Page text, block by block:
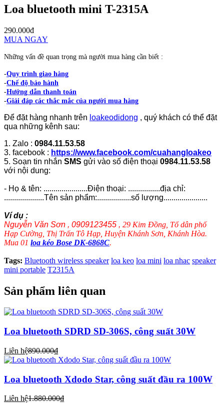
Loa bluetooth mini T-2315A
290.000đ
MUA NGAY
Những vấn đề quan trọng mà người mua hàng cần biết :
-Quy trình giao hàng
-Chế độ bảo hành
-Hướng dẫn thanh toán
-Giải đáp các thắc mắc của người mua hàng
Để đặt hàng nhanh trên loakeodidong , quý khách có thể đặt
qua những kênh sau:
1. Zalo : 0984.11.53.58
3. facebook : https://www.facebook.com/cuahangloakeo
5. Soạn tin nhắn SMS gửi vào số điện thoại 0984.11.53.58
với nội dung:
- Họ & tên: ......................Điện thoại: ................địa chỉ:
....................Tên sản phẩm:.................số lượng......................
Ví dụ :
Nguyễn Văn Sơn , 0909123455 , 29 Kim Đồng, Tổ dân phố
Hạp Cường, Thị Trấn Tô Hạp, Huyện Khánh Sơn, Khánh Hòa.
Mua 01 loa kéo Bose DK-6868C.
Tags: Bluetooth wireless speaker loa keo loa mini loa nhac speaker
mini portable T2315A
Sản phẩm liên quan
Loa bluetooth SDRD SD-306S, công suất 30W
Liên hệ890.000₫
Loa bluetooth Xdodo Star, công suất đầu ra 100W
Liên hệ1.880.000₫